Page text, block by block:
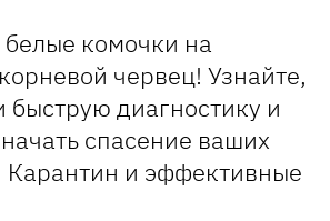
комочки на
червец! Узнайте,
быструю диагностику и
спасение ваших
Карантин и эффективные